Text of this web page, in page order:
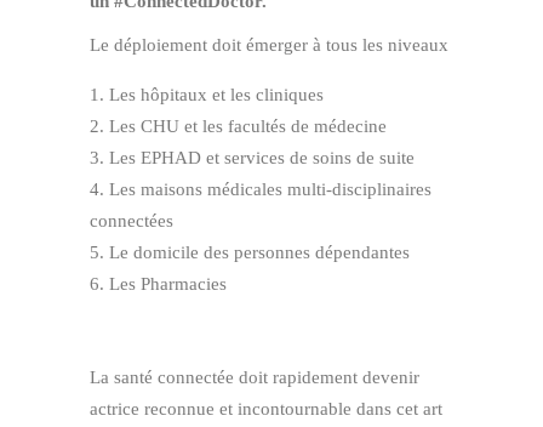
Le déploiement doit émerger à tous les niveaux
Les hôpitaux et les cliniques
Les CHU et les facultés de médecine
Les EPHAD et services de soins de suite
Les maisons médicales multi-disciplinaires
connectées
Le domicile des personnes dépendantes
Les Pharmacies
La santé connectée doit rapidement devenir
actrice reconnue et incontournable dans cet art